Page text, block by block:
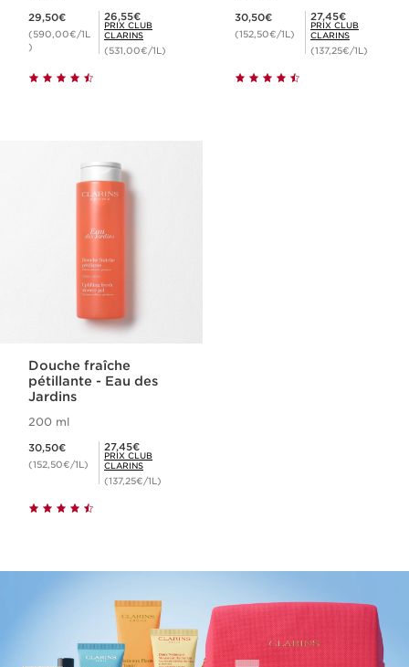
29,50€
(590,00€/1L
)
Prix Club Clarins 26,55€
26,55€
PRIX CLUB
CLARINS
(531,00€/1L)
30,50€
(152,50€/1L)
Prix Club Clarins 27,45€
27,45€
PRIX CLUB
CLARINS
(137,25€/1L)
Douche fraîche
pétillante - Eau des
Jardins
200 ml
30,50€
(152,50€/1L)
Prix Club Clarins 27,45€
27,45€
PRIX CLUB
CLARINS
(137,25€/1L)